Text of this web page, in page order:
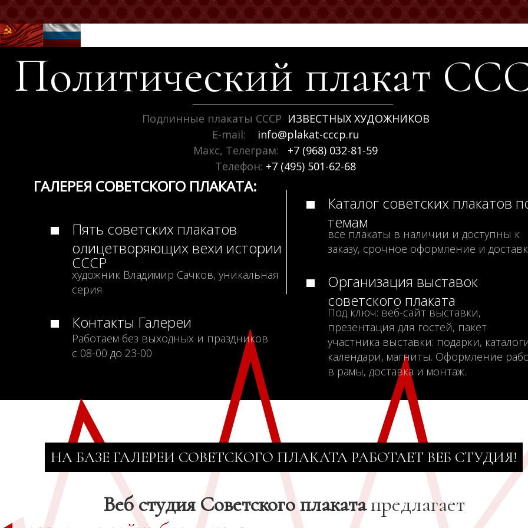
Политический плакат
Подлинные плакаты СССР ИЗВЕСТНЫХ ХУДОЖНИКОВ
E-mail:
info@plakat-cccp.ru
Макс, Телеграм:
+7 (968) 032-81-59
Телефон: +7 (495) 501-62-68
ГАЛЕРЕЯ СОВЕТСКОГО ПЛАКАТА:
Пять советских плакатов
олицетворяющих вехи истории
СССР
художник Владимир Сачков, уникальная
серия
Контакты Галереи
Работаем без выходных и праздников
с 08-00 до 23-00
Каталог советских плакатов
темам
все плакаты в наличии и доступны к
заказу, срочное оформление и
Организация выставок
советского плаката
Под ключ: веб-сайт выставки,
презентация для гостей, пакет
участника выставки: подарки,
календари, магниты. Оформление
в рамы, доставка и монтаж.
НА БАЗЕ ГАЛЕРЕИ СОВЕТСКОГО ПЛАКАТА РАБОТАЕТ ВЕБ СТУДИЯ!
Веб студия Советского плакатапредлагает